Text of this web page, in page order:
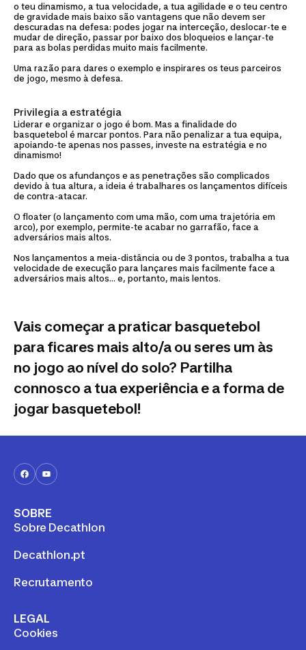
o teu dinamismo, a tua velocidade, a tua agilidade e o teu centro
de gravidade mais baixo são vantagens que não devem ser
descuradas na defesa: podes jogar na interceção, deslocar-te e
mudar de direção, passar por baixo dos bloqueios e lançar-te
para as bolas perdidas muito mais facilmente.
Uma razão para dares o exemplo e inspirares os teus parceiros
de jogo, mesmo à defesa.
Privilegia a estratégia
Liderar e organizar o jogo é bom. Mas a finalidade do
basquetebol é marcar pontos. Para não penalizar a tua equipa,
apoiando-te apenas nos passes, investe na estratégia e no
dinamismo!
Dado que os afundanços e as penetrações são complicados
devido à tua altura, a ideia é trabalhares os lançamentos difíceis
de contra-atacar.
O floater (o lançamento com uma mão, com uma trajetória em
arco), por exemplo, permite-te acabar no garrafão, face a
adversários mais altos.
Nos lançamentos a meia-distância ou de 3 pontos, trabalha a tua
velocidade de execução para lançares mais facilmente face a
adversários mais altos… e, portanto, mais lentos.
Vais começar a praticar basquetebol
para ficares mais alto/a ou seres um às
no jogo ao nível do solo? Partilha
connosco a tua experiência e a forma de
jogar basquetebol!
SOBRE
Sobre Decathlon
Decathlon.pt
Recrutamento
LEGAL
Cookies